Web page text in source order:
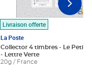
Livraison offerte
La Poste
Collector 4 timbres - Le Petit
- Lettre Verte
20g / France